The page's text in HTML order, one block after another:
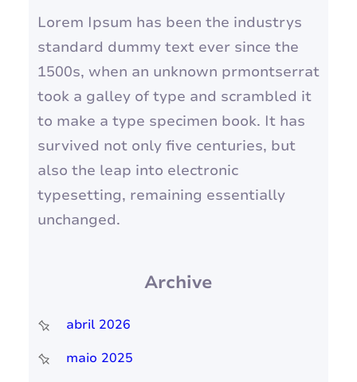
Lorem Ipsum has been the industrys
standard dummy text ever since the
1500s, when an unknown prmontserrat
took a galley of type and scrambled it
to make a type specimen book. It has
survived not only five centuries, but
also the leap into electronic
typesetting, remaining essentially
unchanged.
Archive
abril 2026
maio 2025